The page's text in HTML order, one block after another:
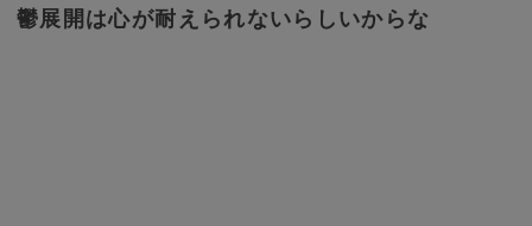
鬱展開は心が耐えられないらしいからな